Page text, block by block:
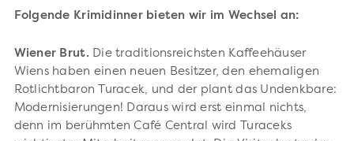
Folgende Krimidinner bieten wir im Wechsel an:
Wiener Brut. Die traditionsreichsten Kaffeehäuser
Wiens haben einen neuen Besitzer, den ehemaligen
Rotlichtbaron Turacek, und der plant das Undenkbare:
Modernisierungen! Daraus wird erst einmal nichts,
denn im berühmten Café Central wird Turaceks